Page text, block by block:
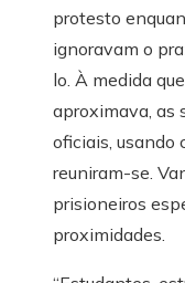
protesto
ignoravam o
lo. À medida
aproximava, as
oficiais, usando
reuniram-se.
prisioneiros
proximidades.